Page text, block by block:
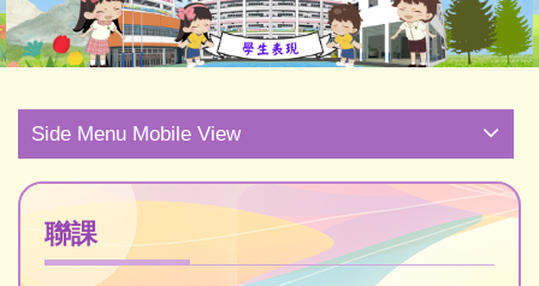
Side Menu Mobile View
聯課